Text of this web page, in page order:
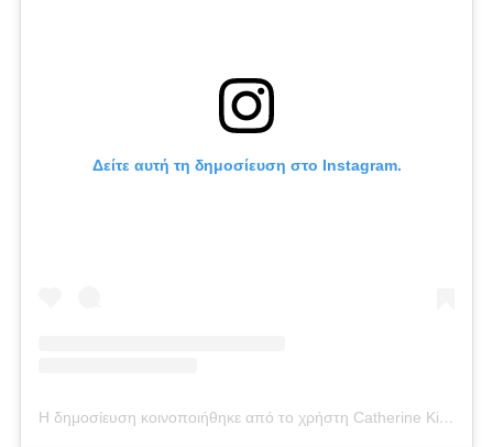
Δείτε αυτή τη δημοσίευση στο Instagram.
Η δημοσίευση κοινοποιήθηκε από το χρήστη Catherine Kikilia (@catherine_kikilia)